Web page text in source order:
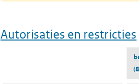
Autorisaties en restricties